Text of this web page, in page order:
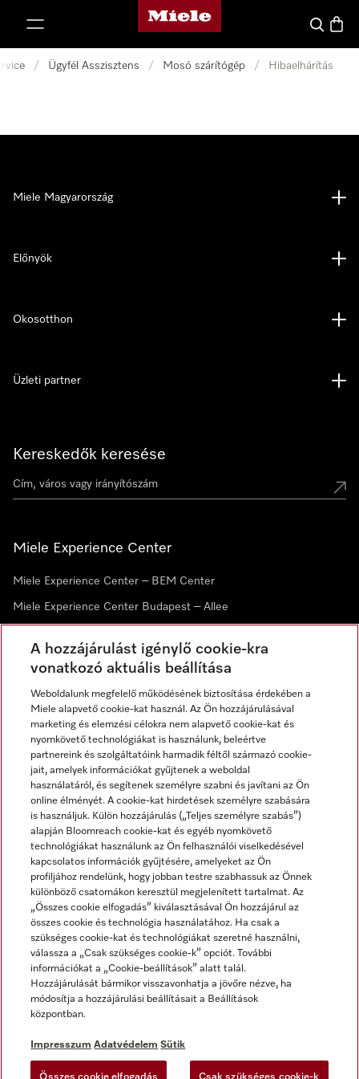
Miele honlapja
Kereses
/ Ügyfél Asszisztens / Mosó szárítógép / Hibaelhárítás
Kereskedők keresése
Miele Experience Center
Miele Experience Center – BEM Center
Miele Experience Center Budapest – Allee
Hírlevél
Miele Magyarország
Előnyök
Okosotthon
Üzleti partner
Impresszum
ÁSZF
Adatvédelem
Felhasználási feltételek
Akadálymentességi Nyilatkozat
Digitális Szolgáltatásokról szóló törvény
Miele a YouTube-on
Miele a Facebookon
Miele az Instagramon
A hozzájárulást igénylő cookie-kra
vonatkozó aktuális beállítása
Weboldalunk megfelelő működésének biztosítása érdekében a
Miele alapvető cookie-kat használ. Az Ön hozzájárulásával
marketing és elemzési célokra nem alapvető cookie-kat és
nyomkövető technológiákat is használunk, beleértve
partnereink és szolgáltatóink harmadik féltől származó cookie-
jait, amelyek információkat gyűjtenek a weboldal
használatáról, és segítenek személyre szabni és javítani az Ön
online élményét. A cookie-kat hirdetések személyre szabására
is használjuk. Külön hozzájárulás („Teljes személyre szabás”)
alapján Bloomreach cookie-kat és egyéb nyomkövető
technológiákat használunk az Ön felhasználói viselkedésével
kapcsolatos információk gyűjtésére, amelyeket az Ön
profiljához rendelünk, hogy jobban testre szabhassuk az Önnek
különböző csatornákon keresztül megjelenített tartalmat. Az
„Összes cookie elfogadás” kiválasztásával Ön hozzájárul az
összes cookie és technológia használatához. Ha csak a
szükséges cookie-kat és technológiákat szeretné használni,
válassza a „Csak szükséges cookie-k” opciót. További
információkat a „Cookie-beállítások” alatt talál.
Hozzájárulását bármikor visszavonhatja a jövőre nézve, ha
módosítja a hozzájárulási beállításait a Beállítások
központban.
Impresszum Adatvédelem Sütik